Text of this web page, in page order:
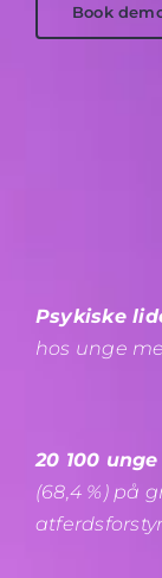
Book
Psykiske
hos unge
20 100 unge
(68,4 %) på